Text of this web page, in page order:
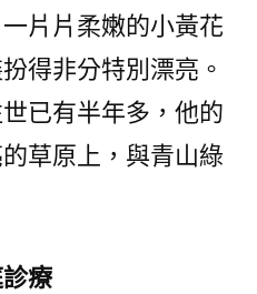
片片柔嫩的小黃花
得非分特別漂亮。
已有半年多，他的
草原上，與青山綠
療